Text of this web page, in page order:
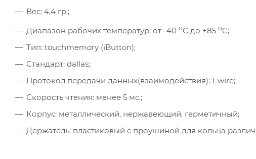
Вес: 4,4 гр.;
Диапазон рабочих температур: от -40 oC до +85 oC;
Тип: touchmemory (iButton);
Стандарт: dallas;
Протокол передачи данных(взаимодействия): 1-wire;
Скорость чтения: менее 5 мс.;
Корпус: металлический, нержавеющий, герметичный;
Держатель: пластиковый с проушиной для кольца